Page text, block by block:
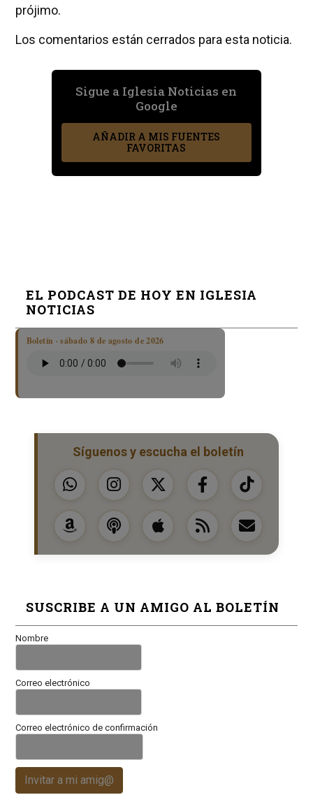
prójimo.
Los comentarios están cerrados para esta noticia.
Sigue a Iglesia Noticias en
Google
AÑADIR A MIS FUENTES
FAVORITAS
EL PODCAST DE HOY EN IGLESIA
NOTICIAS
Boletín · sábado 8 de agosto de 2026
Síguenos y escucha el boletín
SUSCRIBE A UN AMIGO AL BOLETÍN
Nombre
Correo electrónico
Correo electrónico de confirmación
Invitar a mi amig@